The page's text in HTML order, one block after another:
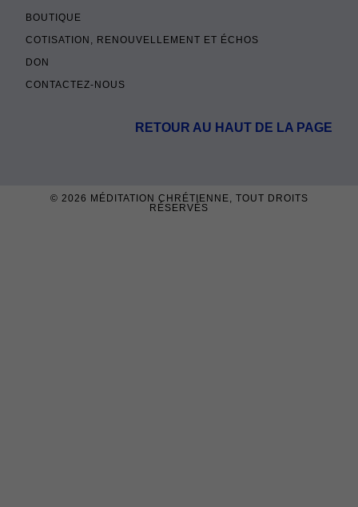
BOUTIQUE
COTISATION, RENOUVELLEMENT ET ÉCHOS
DON
CONTACTEZ-NOUS
RETOUR AU HAUT DE LA PAGE
© 2026 MÉDITATION CHRÉTIENNE, TOUT DROITS
RÉSERVÉS